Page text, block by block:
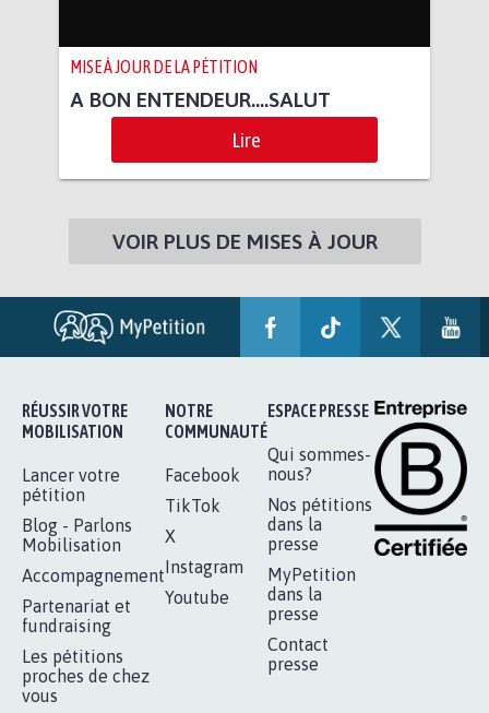
MISE À JOUR DE LA PÉTITION
A BON ENTENDEUR....SALUT
Lire
VOIR PLUS DE MISES À JOUR
RÉUSSIR VOTRE
MOBILISATION
Lancer votre
pétition
Blog - Parlons
Mobilisation
Accompagnement
Partenariat et
fundraising
Les pétitions
proches de chez
vous
NOTRE
COMMUNAUTÉ
Facebook
TikTok
X
Instagram
Youtube
ESPACE PRESSE
Qui sommes-
nous?
Nos pétitions
dans la
presse
MyPetition
dans la
presse
Contact
presse